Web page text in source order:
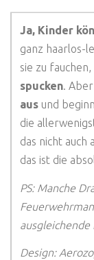
Ja, Kinder
ganz haarlos-
sie zu
spucken.
aus und
die
das nicht
das ist die
PS: Manche
Design: